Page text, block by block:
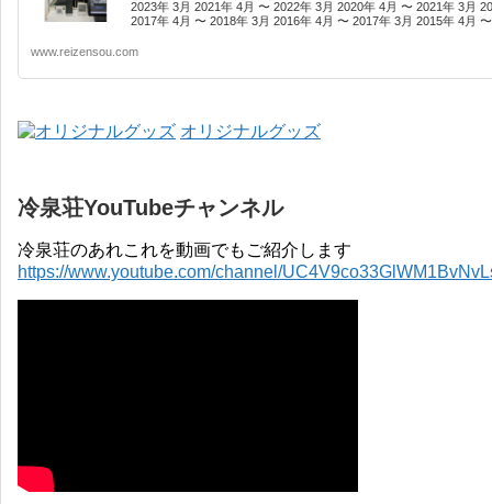
2023年 3月 2021年 4月 〜 2022年 3月 2020年 4月 〜 2021年 3月
2017年 4月 〜 2018年 3月 2016年 4月 〜 2017年 3月 2015年 4月
www.reizensou.com
オリジナルグッズ
冷泉荘YouTubeチャンネル
冷泉荘のあれこれを動画でもご紹介します
https://www.youtube.com/channel/